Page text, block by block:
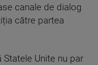
canale de dialog
către partea
Unite nu par